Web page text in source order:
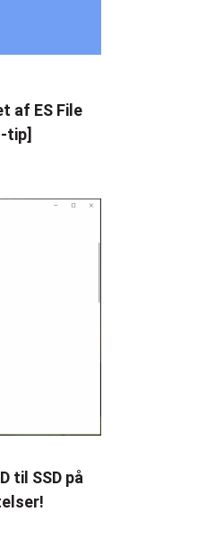
af ES File
tip]
til SSD på